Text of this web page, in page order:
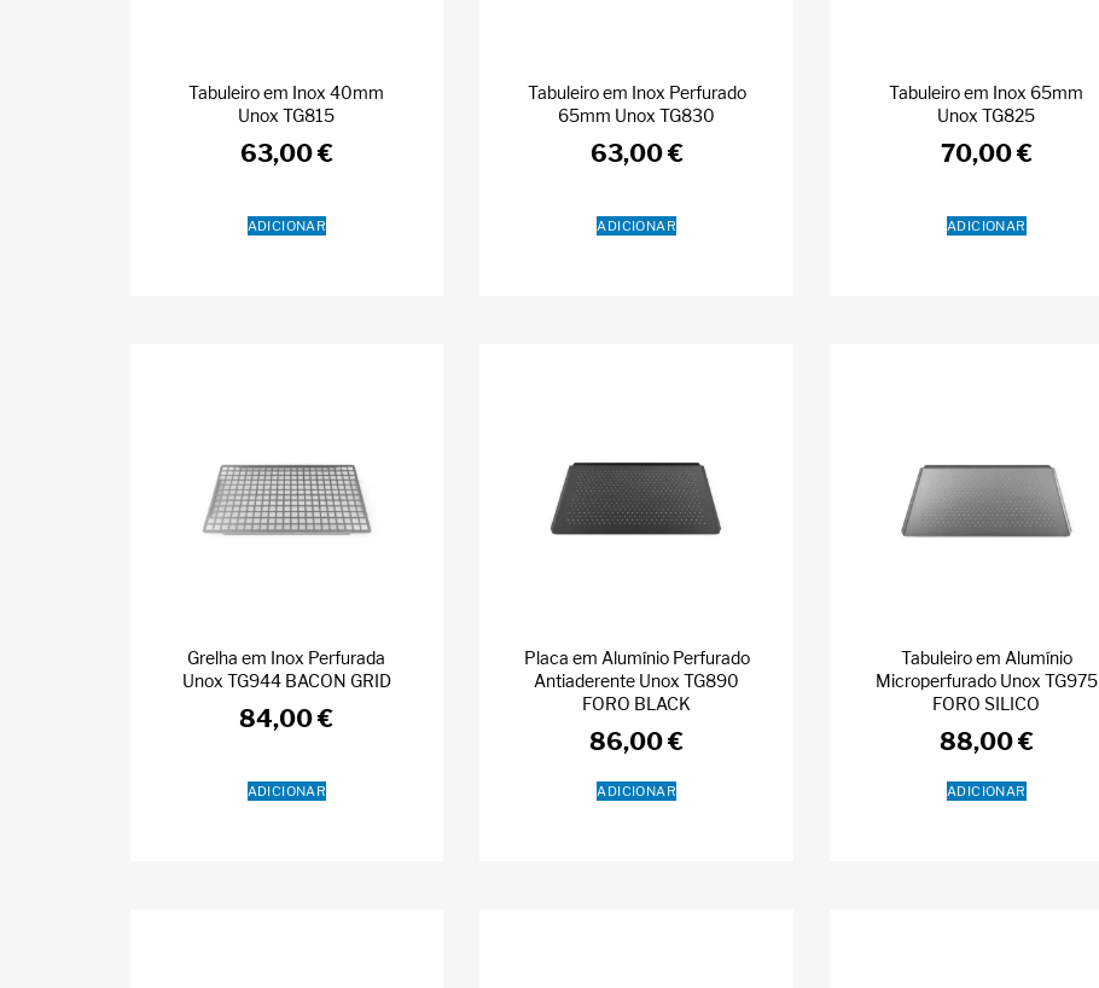
Tabuleiro em Inox 40mm
Unox TG815
63,00€
ADICIONAR
Tabuleiro em Inox Perfurado
65mm Unox TG830
63,00€
ADICIONAR
Tabuleiro em Inox 65mm
Unox TG825
70,00€
ADICIONAR
Grelha em Inox Perfurada
Unox TG944 BACON GRID
84,00€
ADICIONAR
Placa em Alumínio Perfurado
Antiaderente Unox TG890
FORO BLACK
86,00€
ADICIONAR
Tabuleiro em Alumínio
Microperfurado Unox TG975
FORO SILICO
88,00€
ADICIONAR